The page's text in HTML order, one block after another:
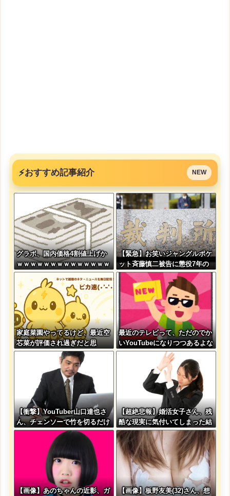
⚡おすすめ記事紹介 NEW
グラボ、国内価格4割値上げか
ｗｗｗｗｗｗｗｗｗｗｗｗｗｗ
ｗｗ
【緊急】お笑いジャングルポケ
ット斉藤慎二被告に懲役7年の
求刑←これ…
家庭菜園やってるけど、最近空
芯菜が評価され過ぎだと思
う！！！！！
最近のテレビって、ただのでか
いYouTubeになりつつあるよな
【衝撃】YouTuber山口達也さ
ん、チェンソーで竹を切るだけ
で600万再生を突破してしまう
←正直、こう言うのでいいんだ
よなw w w w w w w w
【超絶悲報】婚活女子さん、残
酷な現実に気付いてしまった結
果…
【画像】あのちゃんの近影、ガ
【画像】板野友美(32)さん、想